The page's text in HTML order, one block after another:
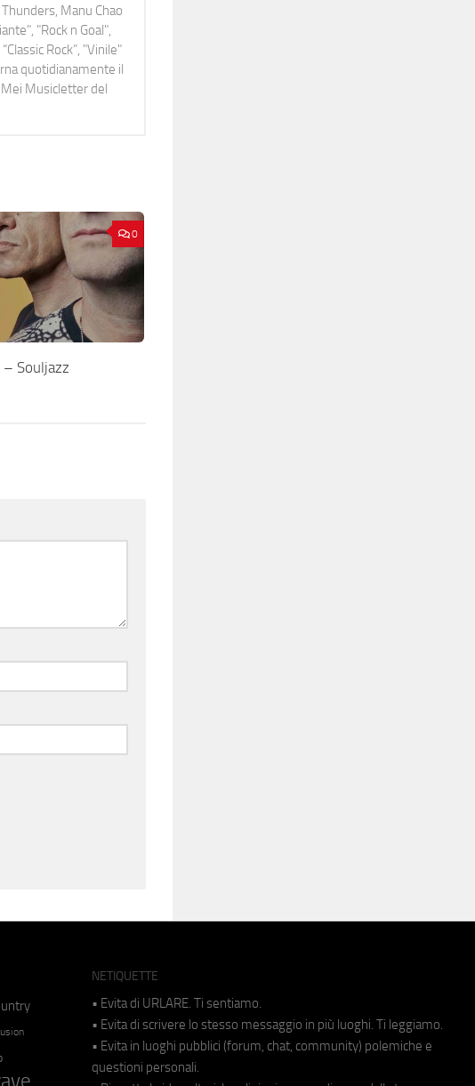
Manu Chao
"Rock n Goal",
Rock”, "Vinile"
quotidianamente il
Musicletter del
0
– Souljazz
NETIQUETTE
• Evita di URLARE. Ti sentiamo.
• Evita di scrivere lo stesso messaggio in più luoghi. Ti leggiamo.
• Evita in luoghi pubblici (forum, chat, community) polemiche e
questioni personali.